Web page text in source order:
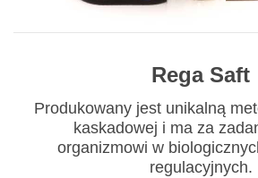
Rega Saft
Produkowany jest unikalną
kaskadowej i ma za
organizmowi w
regulacyjnych.